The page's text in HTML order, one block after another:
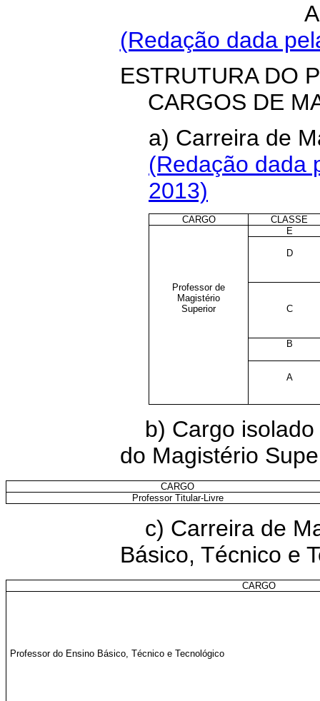
(Redação dada
ESTRUTURA DO
CARGOS DE
a) Carreira de
(Redação dada
2013)
CARGO
CLASSE
E
D
Professor de
Magistério
Superior
C
B
A
b) Cargo
do Magistério
CARGO
Professor Titular-Livre
c) Carreira de
Básico, Técnico e
CARGO
Professor do Ensino Básico, Técnico e Tecnológico